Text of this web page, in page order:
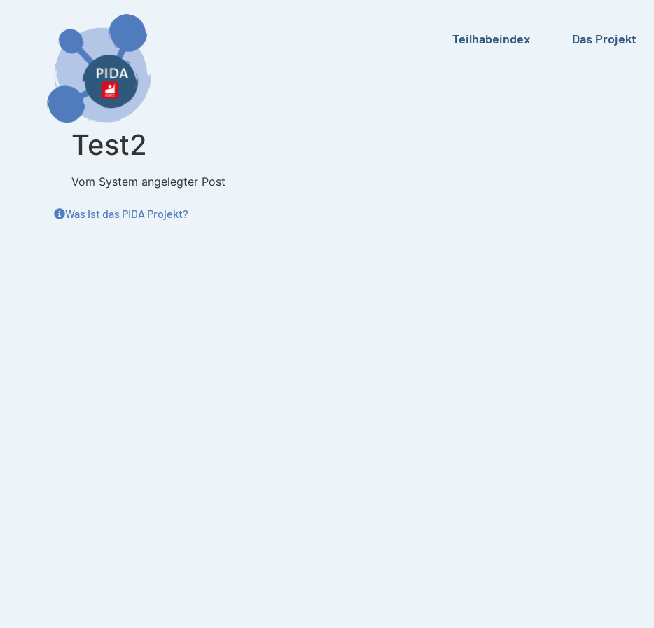
Teilhabeindex Das Projekt
Test2
Vom System angelegter Post
Was ist das PIDA Projekt?